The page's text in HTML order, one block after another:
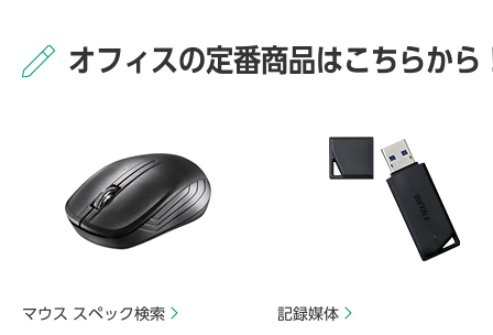
オフィスの定番商品はこちらから
マウス スペック検索 記録媒体